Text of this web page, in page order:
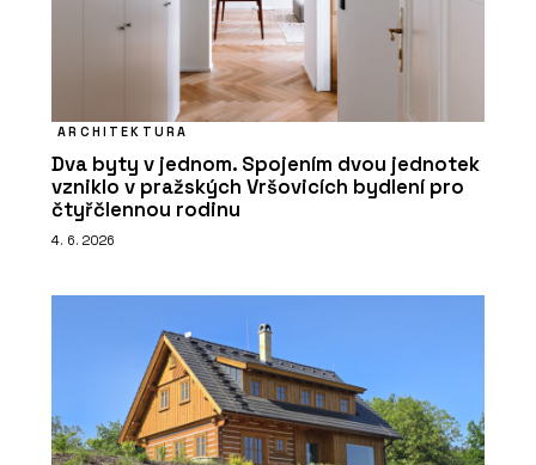
ARCHITEKTURA
Dva byty v jednom. Spojením dvou jednotek
vzniklo v pražských Vršovicích bydlení pro
čtyřčlennou rodinu
4. 6. 2026